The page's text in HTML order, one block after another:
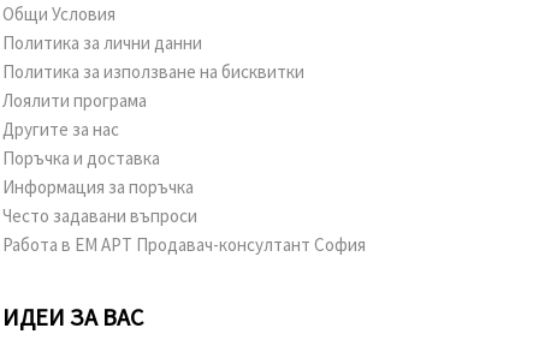
Общи Условия
Политика за лични данни
Политика за използване на бисквитки
Лоялити програма
Другите за нас
Поръчка и доставка
Информация за поръчка
Често задавани въпроси
Работа в ЕМ АРТ Продавач-консултант София
ИДЕИ ЗА ВАС